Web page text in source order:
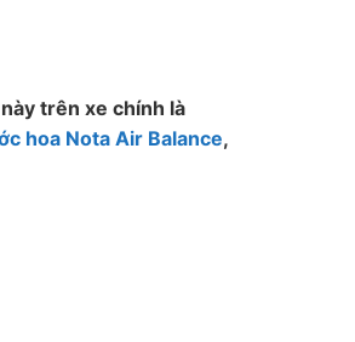
trên xe chính là
hoa Nota Air Balance,